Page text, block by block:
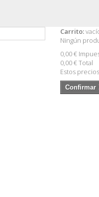
Carrito:
Ningún
0,00 €
0,00 €Total
Estos
Confirmar